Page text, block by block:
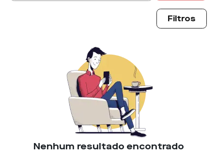
Filtros
Nenhum resultado encontrado